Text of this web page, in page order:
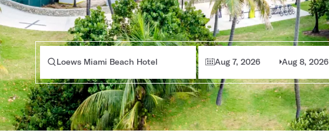
Loews Miami Beach Hotel Aug 7, 2026 Aug 8, 2026